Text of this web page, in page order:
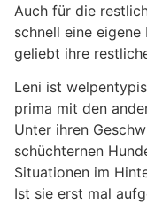
Auch für die
schnell eine
geliebt ihre
Leni ist
prima mit den
Unter ihren
schüchternen
Situationen im
Ist sie erst mal